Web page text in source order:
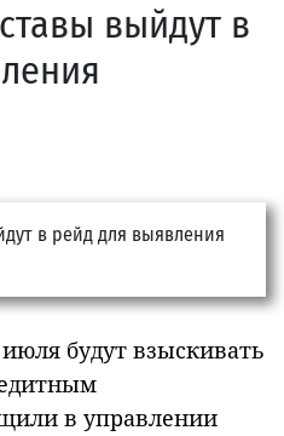
выйдут в
будут взыскивать
в управлении